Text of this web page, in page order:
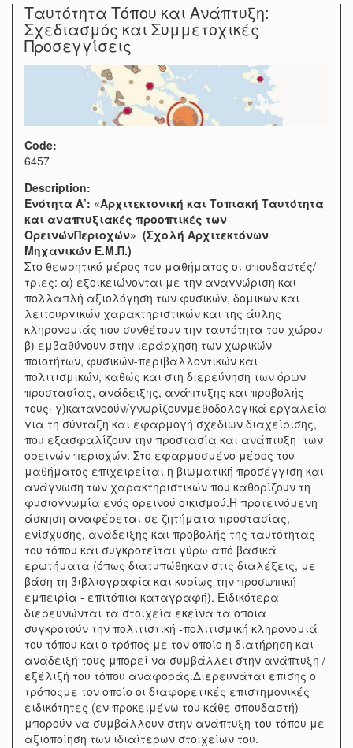
Ταυτότητα Τόπου και Ανάπτυξη:
Σχεδιασμός και Συμμετοχικές
Προσεγγίσεις
Code:
6457
Description:
Ενότητα Α’: «Αρχιτεκτονική και Τοπιακή Ταυτότητα
και αναπτυξιακές προοπτικές των
ΟρεινώνΠεριοχών» (Σχολή Αρχιτεκτόνων
Μηχανικών Ε.Μ.Π.)
Στο θεωρητικό μέρος του μαθήματος οι σπουδαστές/
τριες: α) εξοικειώνονται με την αναγνώριση και
πολλαπλή αξιολόγηση των φυσικών, δομικών και
λειτουργικών χαρακτηριστικών και της άυλης
κληρονομιάς που συνθέτουν την ταυτότητα του χώρου·
β) εμβαθύνουν στην ιεράρχηση των χωρικών
ποιοτήτων, φυσικών-περιβαλλοντικών και
πολιτισμικών, καθώς και στη διερεύνηση των όρων
προστασίας, ανάδειξης, ανάπτυξης και προβολής
τους· γ)κατανοούν/γνωρίζουνμεθοδολογικά εργαλεία
για τη σύνταξη και εφαρμογή σχεδίων διαχείρισης,
που εξασφαλίζουν την προστασία και ανάπτυξη των
ορεινών περιοχών. Στο εφαρμοσμένο μέρος του
μαθήματος επιχειρείται η βιωματική προσέγγιση και
ανάγνωση των χαρακτηριστικών που καθορίζουν τη
φυσιογνωμία ενός ορεινού οικισμού.Η προτεινόμενη
άσκηση αναφέρεται σε ζητήματα προστασίας,
ενίσχυσης, ανάδειξης και προβολής της ταυτότητας
του τόπου και συγκροτείται γύρω από βασικά
ερωτήματα (όπως διατυπώθηκαν στις διαλέξεις, με
βάση τη βιβλιογραφία και κυρίως την προσωπική
εμπειρία - επιτόπια καταγραφή). Ειδικότερα
διερευνώνται τα στοιχεία εκείνα τα οποία
συγκροτούν την πολιτιστική -πολιτισμική κληρονομιά
του τόπου και ο τρόπος με τον οποίο η διατήρηση και
ανάδειξή τους μπορεί να συμβάλλει στην ανάπτυξη /
εξέλιξή του τόπου αναφοράς.Διερευνάται επίσης ο
τρόποςμε τον οποίο οι διαφορετικές επιστημονικές
ειδικότητες (εν προκειμένω του κάθε σπουδαστή)
μπορούν να συμβάλλουν στην ανάπτυξη του τόπου με
αξιοποίηση των ιδιαίτερων στοιχείων του.